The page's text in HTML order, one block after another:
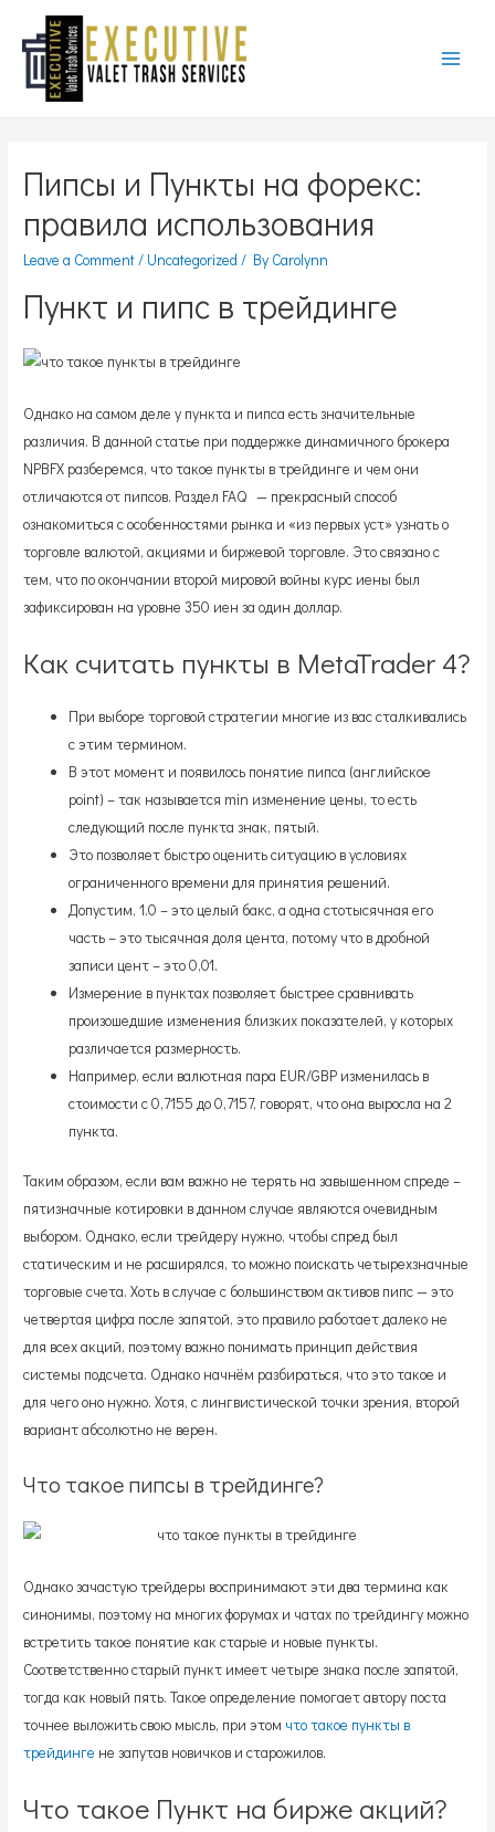
Пипсы и Пункты на форекс:
правила использования
Leave a Comment/ Uncategorized / By Carolynn
Пункт и пипс в трейдинге
Однако на самом деле у пункта и пипса есть значительные
различия. В данной статье при поддержке динамичного брокера
NPBFX разберемся, что такое пункты в трейдинге и чем они
отличаются от пипсов. Раздел FAQ — прекрасный способ
ознакомиться с особенностями рынка и «из первых уст» узнать о
торговле валютой, акциями и биржевой торговле. Это связано с
тем, что по окончании второй мировой войны курс иены был
зафиксирован на уровне 350 иен за один доллар.
Как считать пункты в MetaTrader 4?
При выборе торговой стратегии многие из вас сталкивались
с этим термином.
В этот момент и появилось понятие пипса (английское
point) – так называется min изменение цены, то есть
следующий после пункта знак, пятый.
Это позволяет быстро оценить ситуацию в условиях
ограниченного времени для принятия решений.
Допустим, 1.0 – это целый бакс, а одна стотысячная его
часть – это тысячная доля цента, потому что в дробной
записи цент – это 0,01.
Измерение в пунктах позволяет быстрее сравнивать
произошедшие изменения близких показателей, у которых
различается размерность.
Например, если валютная пара EUR/GBP изменилась в
стоимости с 0,7155 до 0,7157, говорят, что она выросла на 2
пункта.
Таким образом, если вам важно не терять на завышенном спреде –
пятизначные котировки в данном случае являются очевидным
выбором. Однако, если трейдеру нужно, чтобы спред был
статическим и не расширялся, то можно поискать четырехзначные
торговые счета. Хоть в случае с большинством активов пипс — это
четвертая цифра после запятой, это правило работает далеко не
для всех акций, поэтому важно понимать принцип действия
системы подсчета. Однако начнём разбираться, что это такое и
для чего оно нужно. Хотя, с лингвистической точки зрения, второй
вариант абсолютно не верен.
Что такое пипсы в трейдинге?
Однако зачастую трейдеры воспринимают эти два термина как
синонимы, поэтому на многих форумах и чатах по трейдингу можно
встретить такое понятие как старые и новые пункты.
Соответственно старый пункт имеет четыре знака после запятой,
тогда как новый пять. Такое определение помогает автору поста
точнее выложить свою мысль, при этом что такое пункты в
трейдинге не запутав новичков и старожилов.
Что такое Пункт на бирже акций?